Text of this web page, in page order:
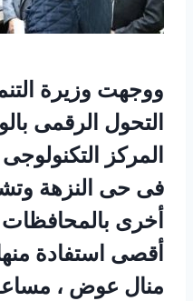
ووجهت وزيرة
التحول الرقمى
المركز
فى حى النزهة
أخرى
أقصى استفادة
منال عوض ،